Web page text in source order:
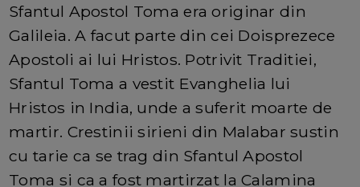
Sfantul Apostol Toma era originar din
Galileia. A facut parte din cei Doisprezece
Apostoli ai lui Hristos. Potrivit Traditiei,
Sfantul Toma a vestit Evanghelia lui
Hristos in India, unde a suferit moarte de
martir. Crestinii sirieni din Malabar sustin
cu tarie ca se trag din Sfantul Apostol
Toma si ca a fost martirzat la Calamina